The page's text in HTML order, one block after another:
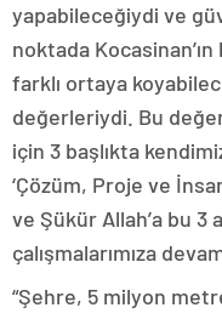
yapabileceğiydi ve
noktada
farklı ortaya
değerleriydi. Bu
için 3 başlıkta
‘Çözüm, Proje ve
ve Şükür Allah’a bu
çalışmalarımıza
“Şehre, 5 milyon